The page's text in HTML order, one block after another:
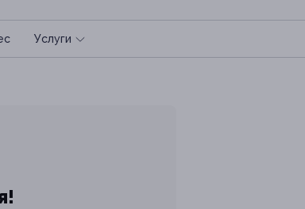
Услуги